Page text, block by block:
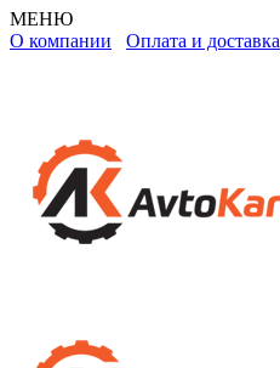
МЕНЮ
О компании Оплата и доставка